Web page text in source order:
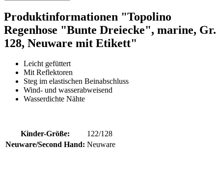
Produktinformationen "Topolino
Regenhose "Bunte Dreiecke", marine, Gr.
128, Neuware mit Etikett"
Leicht gefüttert
Mit Reflektoren
Steg im elastischen Beinabschluss
Wind- und wasserabweisend
Wasserdichte Nähte
Kinder-Größe:
122/128
Neuware/Second Hand: Neuware